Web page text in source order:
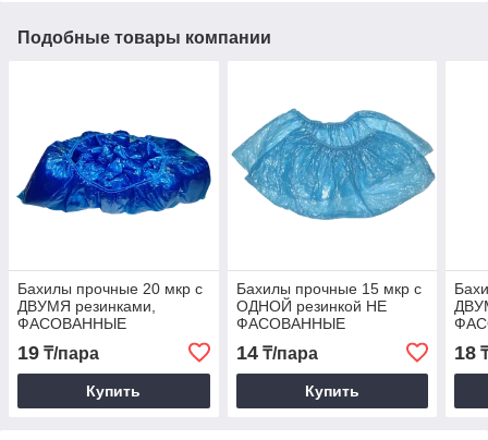
Подобные товары компании
Бахилы прочные 20 мкр с
ДВУМЯ резинками,
ФАСОВАННЫЕ
19 ₸/пара
Купить
Бахилы прочные 15 мкр с
ОДНОЙ резинкой НЕ
ФАСОВАННЫЕ
14₸/пара
Купить
18